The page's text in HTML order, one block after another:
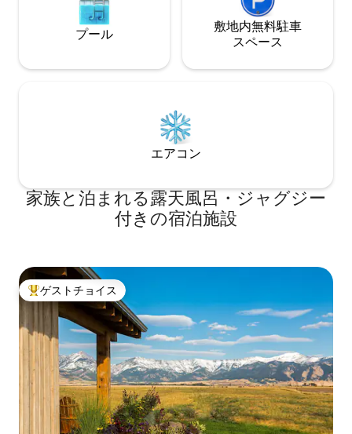
プール
敷地内無料駐⁠車
ス⁠ペ⁠ー⁠ス
エアコン
家族と泊まれる露天風呂・ジャグジー
付きの宿泊施設
大好評のゲストチョイスです。
ゲストチョイス